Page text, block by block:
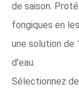
de saison.
fongiques en
une solution de
d'eau.
Sélectionnez